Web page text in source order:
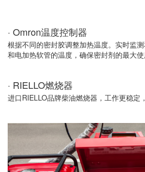
· Omron温度控制器
根据不同的密封胶调整加热温度。实时监
和电加热软管的温度，确保密封剂的最大
· RIELLO燃烧器
进口RIELLO品牌柴油燃烧器，工作更稳定